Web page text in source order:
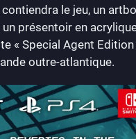
le jeu, un
présentoir en
« Special Agent
outre-atlantique.